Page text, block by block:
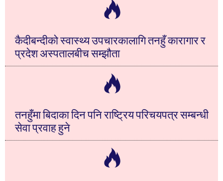
कैदीबन्दीको स्वास्थ्य उपचारकालागि तनहुँ कारागार र
प्रदेश अस्पतालबीच सम्झौता
तनहुँमा बिदाका दिन पनि राष्ट्रिय परिचयपत्र सम्बन्धी
सेवा प्रवाह हुने